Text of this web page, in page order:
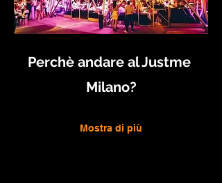
Perchè andare al Justme
Milano?
Mostra di più